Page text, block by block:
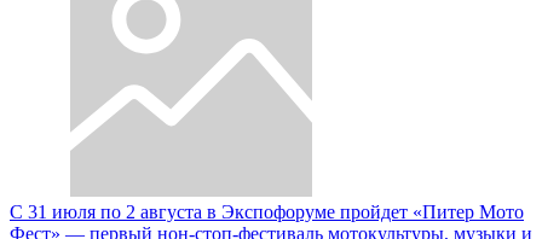
С 31 июля по 2 августа в Экспофоруме пройдет «Питер Мото
Фест» — первый нон-стоп-фестиваль мотокультуры, музыки и